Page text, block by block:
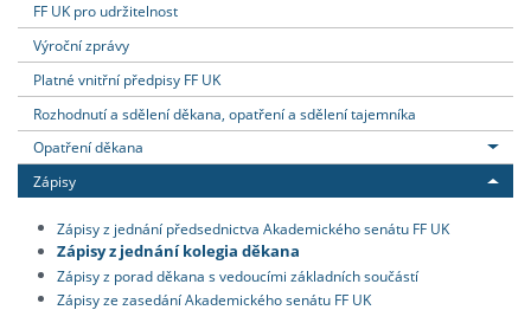
FF UK pro udržitelnost
Výroční zprávy
Platné vnitřní předpisy FF UK
Rozhodnutí a sdělení děkana, opatření a sdělení tajemníka
Opatření děkana
Zápisy
Zápisy z jednání předsednictva Akademického senátu FF UK
Zápisy z jednání kolegia děkana
Zápisy z porad děkana s vedoucími základních součástí
Zápisy ze zasedání Akademického senátu FF UK